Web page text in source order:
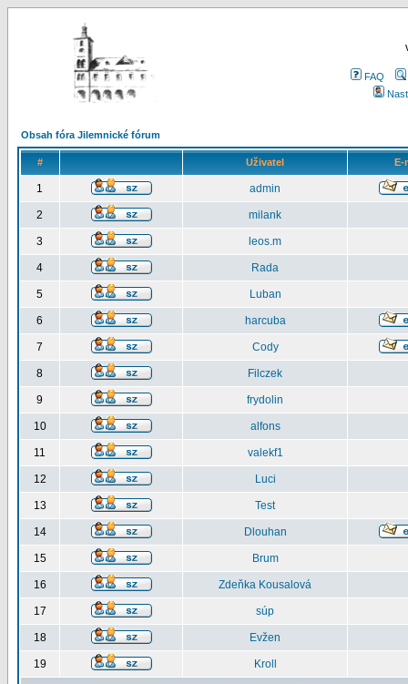
FAQ
Obsah fóra Jilemnické fórum
# Uživatel E-
1 admin
2 milank
3 leos.m
4 Rada
5 Luban
6 harcuba
7 Cody
8 Filczek
9 frydolin
10 alfons
11 valekf1
12 Luci
13 Test
14 Dlouhan
15 Brum
16 Zdeňka Kousalová
17 súp
18 Evžen
19 Kroll